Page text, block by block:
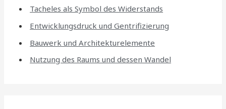
Tacheles als Symbol des Widerstands
Entwicklungsdruck und Gentrifizierung
Bauwerk und Architekturelemente
Nutzung des Raums und dessen Wandel